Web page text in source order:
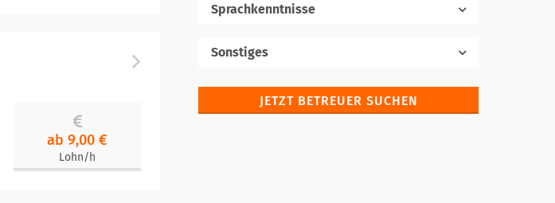
ab 9,00 €
Lohn/h
Sprachkenntnisse
Fremdsprachen
Sonstiges
JETZT BETREUER SUCHEN